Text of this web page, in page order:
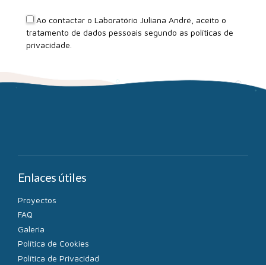
Ao contactar o Laboratório Juliana André, aceito o
tratamento de dados pessoais segundo as políticas de
privacidade
Enlaces útiles
Proyectos
FAQ
Galeria
Política de Cookies
Política de Privacidad